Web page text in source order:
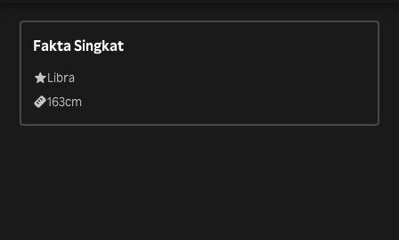
Fakta Singkat
Libra
163cm